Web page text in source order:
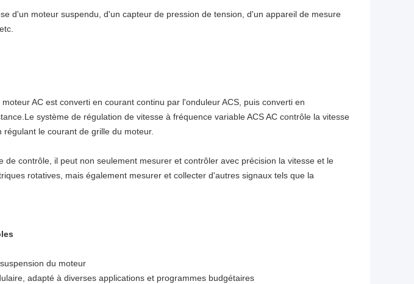
d'un moteur suspendu, d'un capteur de pression de tension, d'un appareil de mesure
AC est converti en courant continu par l'onduleur ACS, puis converti en
système de régulation de vitesse à fréquence variable ACS AC contrôle la vitesse
le courant de grille du moteur.
de contrôle, il peut non seulement mesurer et contrôler avec précision la vitesse et le
rotatives, mais également mesurer et collecter d'autres signaux tels que la
du moteur
adapté à diverses applications et programmes budgétaires